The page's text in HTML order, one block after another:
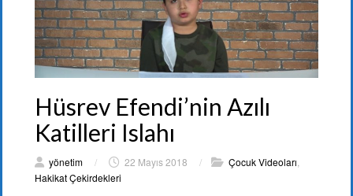
Hüsrev Efendi’nin Azılı
Katilleri Islahı
yönetim / 22 Mayıs 2018 / Çocuk Videoları
Hakikat Çekirdekleri